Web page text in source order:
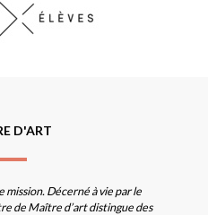
D'ART
mission. Décerné à vie par le
de Maître d’art distingue des